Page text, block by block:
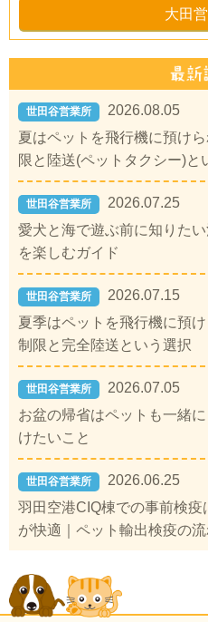
大田
世田谷営業所
2026.08.05
夏はペットを飛行機に預け
限と陸送(ペットタクシー)と
世田谷営業所
2026.07.25
愛犬と海で遊ぶ前に知りた
を楽しむガイド
世田谷営業所
2026.07.15
夏季はペットを飛行機に預
制限と完全陸送という選択
世田谷営業所
2026.07.05
お盆の帰省はペットも一緒
けたいこと
世田谷営業所
2026.06.25
羽田空港CIQ棟での事前検
が快適｜ペット輸出検疫の